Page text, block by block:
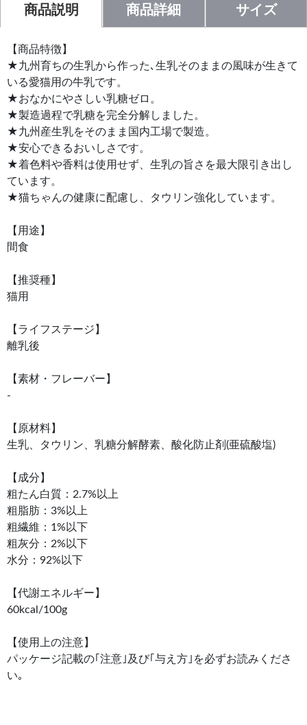
商品説明 商品詳細 サイズ
【商品特徴】
★九州育ちの生乳から作った､生乳そのままの風味が生きて
いる愛猫用の牛乳です。
★おなかにやさしい乳糖ゼロ。
★製造過程で乳糖を完全分解しました。
★九州産生乳をそのまま国内工場で製造。
★安心できるおいしさです。
★着色料や香料は使用せず、生乳の旨さを最大限引き出し
ています。
★猫ちゃんの健康に配慮し、タウリン強化しています。
【用途】
間食
【推奨種】
猫用
【ライフステージ】
離乳後
【素材・フレーバー】
-
【原材料】
生乳、タウリン、乳糖分解酵素、酸化防止剤(亜硫酸塩)
【成分】
粗たん白質：2.7%以上
粗脂肪：3%以上
粗繊維：1%以下
粗灰分：2%以下
水分：92%以下
【代謝エネルギー】
60kcal/100g
【使用上の注意】
パッケージ記載の｢注意｣及び｢与え方｣を必ずお読みくださ
い｡